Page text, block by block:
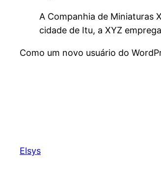
A Companhia de Miniaturas
cidade de Itu, a XYZ
Como um novo usuário do
Elsys